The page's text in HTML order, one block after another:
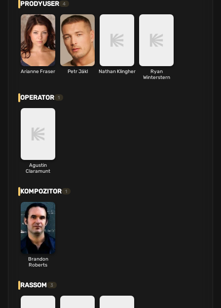
PRODYUSER 4
Arianne Fraser Petr Jákl Nathan Klingher
Ryan
Winterstern
OPERATOR 1
Agustin
Claramunt
KOMPOZITOR 1
Brandon
Roberts
RASSOM 3